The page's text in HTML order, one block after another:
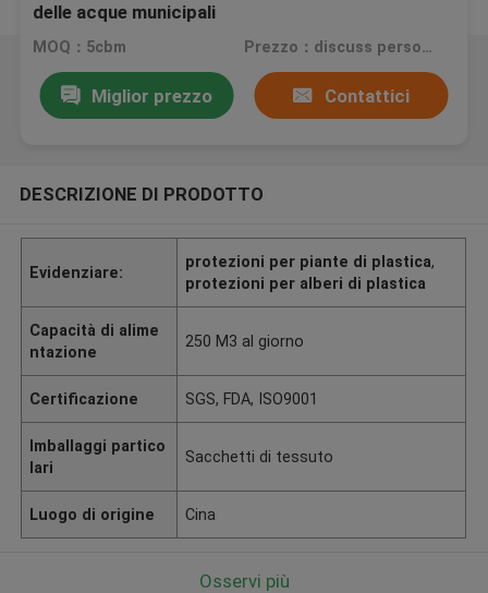
delle acque municipali
MOQ：5cbm Prezzo：discuss personally
Miglior prezzo Contattici
DESCRIZIONE DI PRODOTTO
Evidenziare:
protezioni per piante di plastica,
protezioni per alberi di plastica
Capacità di alime
ntazione
250 M3 al giorno
Certificazione SGS, FDA, ISO9001
Imballaggi partico
lari
Sacchetti di tessuto
Luogo di origine Cina
Osservi più